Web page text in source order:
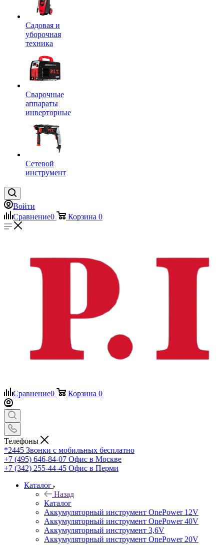
Садовая и
уборочная
техника
Сварочные
аппараты
инверторные
Сетевой
инструмент
Войти
Сравнение0 Корзина 0
Сравнение0 Корзина 0
Телефоны
*2445 Звонки с мобильных бесплатно
+7 (495) 646-84-07 Офис в Москве
+7 (342) 255-44-45 Офис в Перми
Каталог
Назад
Каталог
Аккумуляторный инструмент OnePower 12V
Аккумуляторный инструмент OnePower 40V
Аккумуляторный инструмент 3,6V
Аккумуляторный инструмент OnePower 20V